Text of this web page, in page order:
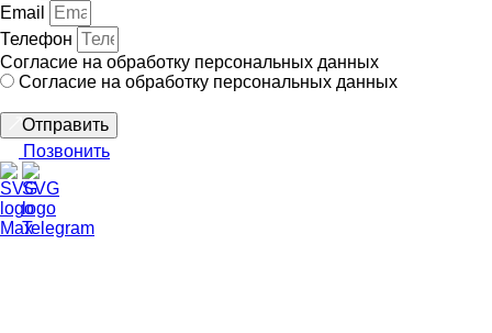
Email
Телефон
Согласие на обработку персональных данных
Согласие на обработку персональных данных
Отправить
Позвонить